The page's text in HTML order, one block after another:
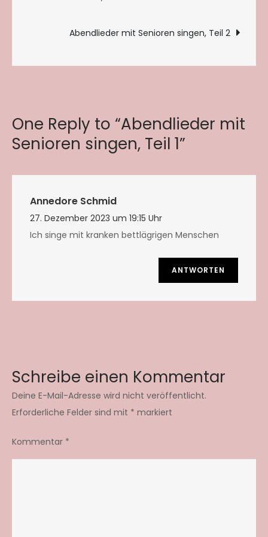
Abendlieder mit Senioren singen, Teil 2
One Reply to “Abendlieder mit
Senioren singen, Teil 1”
Annedore Schmid
27. Dezember 2023 um 19:15 Uhr
Ich singe mit kranken bettlägrigen Menschen
ANTWORTEN
Schreibe einen Kommentar
Deine E-Mail-Adresse wird nicht veröffentlicht.
Erforderliche Felder sind mit * markiert
Kommentar *